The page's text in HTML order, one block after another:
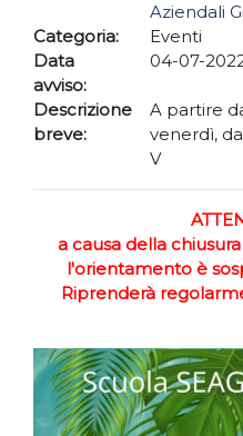
Aziendali
Categoria:
Eventi
Data
avviso:
04-07-
Descrizione
breve:
A partire
venerdì,
V
a causa della
l'orientamento è
Riprenderà